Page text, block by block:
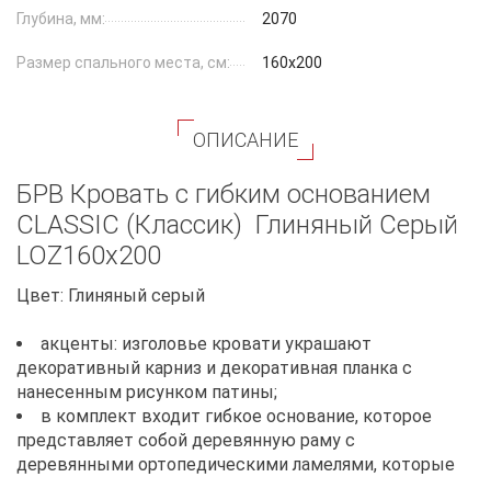
Глубина, мм: 2070
Размер спального места, см: 160x200
ОПИСАНИЕ
БРВ Кровать с гибким основанием
CLASSIC (Классик) Глиняный Cерый
LOZ160х200
Цвет: Глиняный серый
акценты: изголовье кровати украшают
декоративный карниз и декоративная планка с
нанесенным рисунком патины;
в комплект входит гибкое основание, которое
представляет собой деревянную раму с
деревянными ортопедическими ламелями, которые